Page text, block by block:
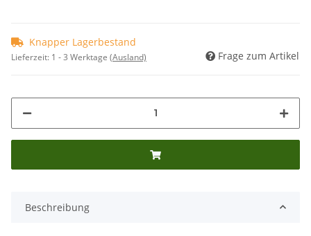
Knapper Lagerbestand
Lieferzeit: 1 - 3 Werktage (Ausland) Frage zum Artikel
Beschreibung